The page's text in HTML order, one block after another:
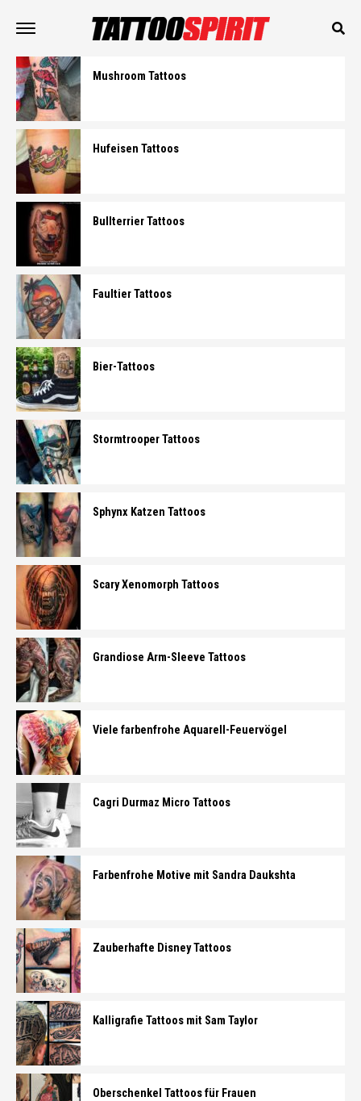
Mushroom Tattoos
Hufeisen Tattoos
Bullterrier Tattoos
Faultier Tattoos
Bier-Tattoos
Stormtrooper Tattoos
Sphynx Katzen Tattoos
Scary Xenomorph Tattoos
Grandiose Arm-Sleeve Tattoos
Viele farbenfrohe Aquarell-Feuervögel
Cagri Durmaz Micro Tattoos
Farbenfrohe Motive mit Sandra Daukshta
Zauberhafte Disney Tattoos
Kalligrafie Tattoos mit Sam Taylor
Oberschenkel Tattoos für Frauen